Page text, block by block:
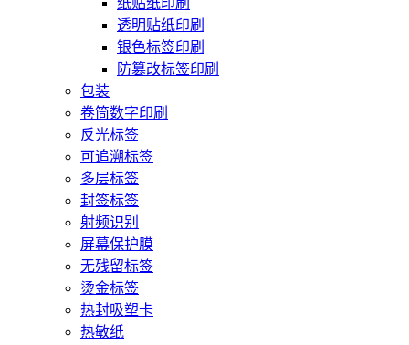
纸贴纸印刷
透明贴纸印刷
银色标签印刷
防篡改标签印刷
包装
卷筒数字印刷
反光标签
可追溯标签
多层标签
封签标签
射频识别
屏幕保护膜
无残留标签
烫金标签
热封吸塑卡
热敏纸